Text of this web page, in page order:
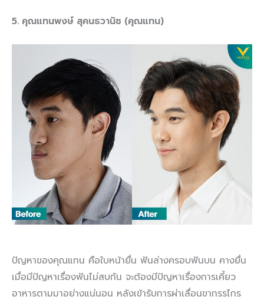
5. คุณแทนพงษ์ สุคนธวานิช (คุณแทน)
ปัญหาของคุณแทน คือใบหน้ายื่น ฟันล่างครอบฟันบน คางยื่น
เมื่อมีปัญหาเรื่องฟันไม่สบกัน จะต้องมีปัญหาเรื่องการเคี้ยว
อาหารตามมาอย่างแน่นอน หลังเข้ารับการผ่าเลื่อนขากรรไกร